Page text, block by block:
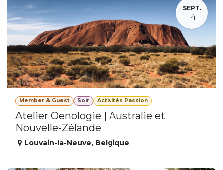
SEPT.
14
Member & Guest Soir Activités Passion
Atelier Oenologie | Australie et
Nouvelle-Zélande
Louvain-la-Neuve, Belgique